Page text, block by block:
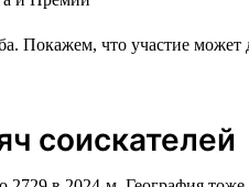
Покажем, что участие
соискателей